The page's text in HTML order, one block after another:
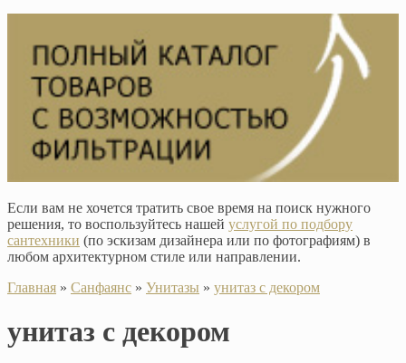
Если вам не хочется тратить свое время на поиск нужного
решения, то воспользуйтесь нашей услугой по подбору
сантехники (по эскизам дизайнера или по фотографиям) в
любом архитектурном стиле или направлении.
Главная » Санфаянс » Унитазы » унитаз с декором
унитаз с декором